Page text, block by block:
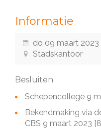
Informatie
do 09 maart 2023
Stadskantoor
Besluiten
Schepencollege 9
Bekendmaking via
CBS 9 maart 2023